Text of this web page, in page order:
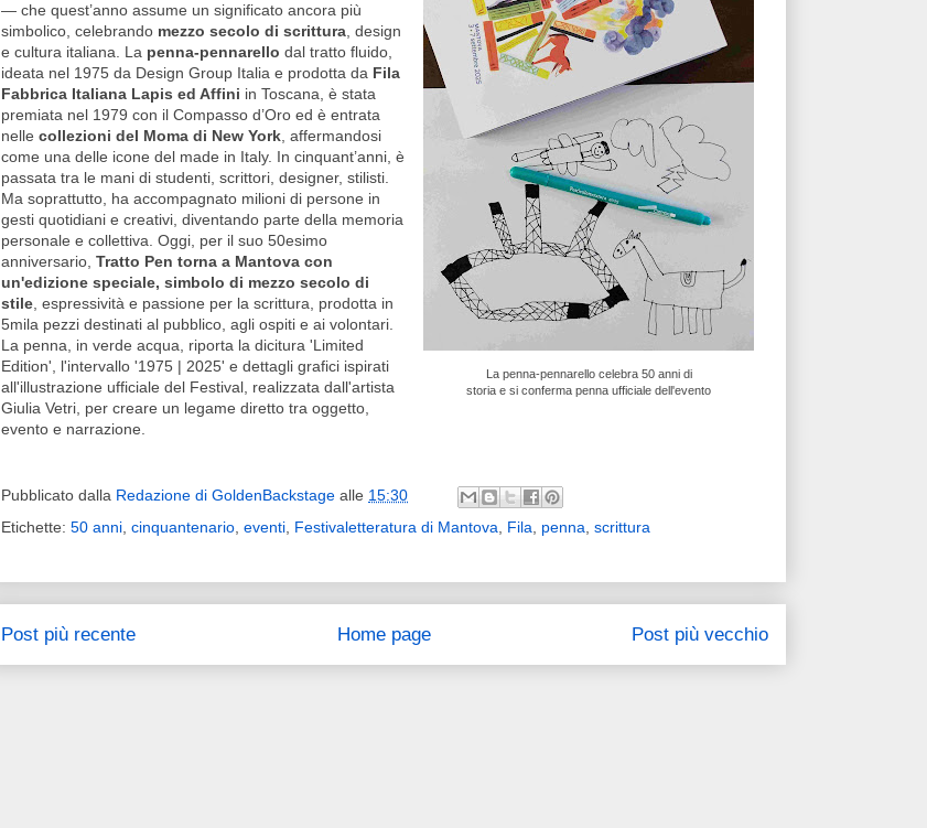
La penna-pennarello celebra 50 anni di
storia e si conferma penna ufficiale dell'evento
— che quest’anno assume un significato ancora più
simbolico, celebrando mezzo secolo di scrittura , design
e cultura italiana. La penna-pennarello dal tratto fluido,
ideata nel 1975 da Design Group Italia e prodotta da Fila
Fabbrica Italiana Lapis ed Affini in Toscana, è stata
premiata nel 1979 con il Compasso d’Oro ed è entrata
nelle collezioni del Moma di New York , affermandosi
come una delle icone del made in Italy. In cinquant’anni, è
passata tra le mani di studenti, scrittori, designer, stilisti.
Ma soprattutto, ha accompagnato milioni di persone in
gesti quotidiani e creativi, diventando parte della memoria
personale e collettiva. Oggi, per il suo 50esimo
anniversario, Tratto Pen torna a Mantova con
un'edizione speciale, simbolo di mezzo secolo di
stile , espressività e passione per la scrittura, prodotta in
5mila pezzi destinati al pubblico, agli ospiti e ai volontari.
La penna, in verde acqua, riporta la dicitura 'Limited
Edition', l'intervallo '1975 | 2025' e dettagli grafici ispirati
all'illustrazione ufficiale del Festival, realizzata dall'artista
Giulia Vetri, per creare un legame diretto tra oggetto,
evento e narrazione.
Pubblicato dalla Redazione di GoldenBackstage alle 15:30
Etichette: 50 anni cinquantenario eventi Festivaletteratura di Mantova Fila penna scrittura
Post più recente Post più vecchio
Home page